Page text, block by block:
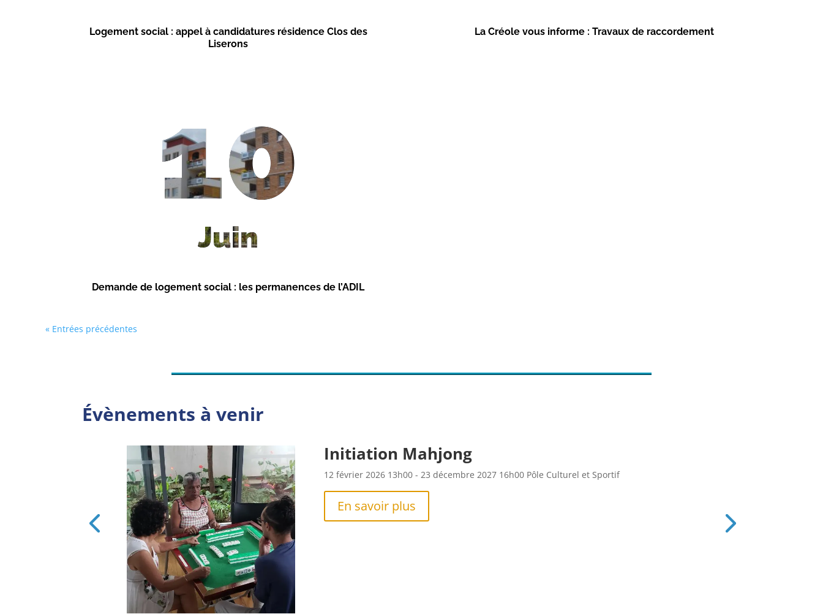
Logement social : appel à candidatures résidence Clos des
Liserons
La Créole vous informe : Travaux de raccordement
Demande de logement social : les permanences de l’ADIL
10
Juin
« Entrées précédentes
Évènements à venir
Book day _ Le livre du jour
23 février 20268h00- 31 décembre 202617h00 Pôle Culturel et Sportif
En savoir plus